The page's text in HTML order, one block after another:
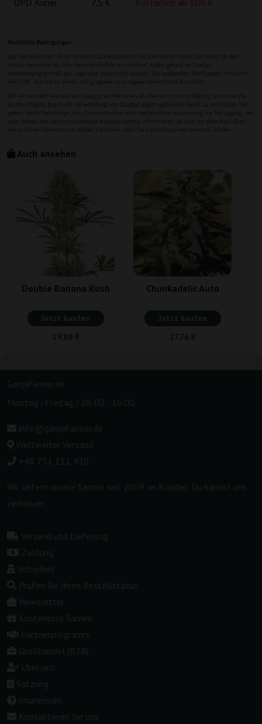
DPD Kurier 7,5 € Kostenlos ab 100 €
Auch ansehen
Double Banana Kush
Jetzt kaufen
19,80 €
Chunkadelic Auto
Jetzt kaufen
27,76 €
GanjaFarmer.de
Montag - Freitag / 08:00 - 16:00
info@ganjafarmer.de
Weltweiter Versand
+48 731 111 420
Wir liefern unsere Samen seit 2009 an Kunden. Du kannst uns
vertrauen.
Versand und Lieferung
Zahlung
Sicherheit
Prüfen Sie Ihren Bestellstatus
Newsletter
Kostenlose Samen
Partnerprogramm
Großhandel (B2B)
Über uns
Satzung
Impressum
Kontaktieren Sie uns